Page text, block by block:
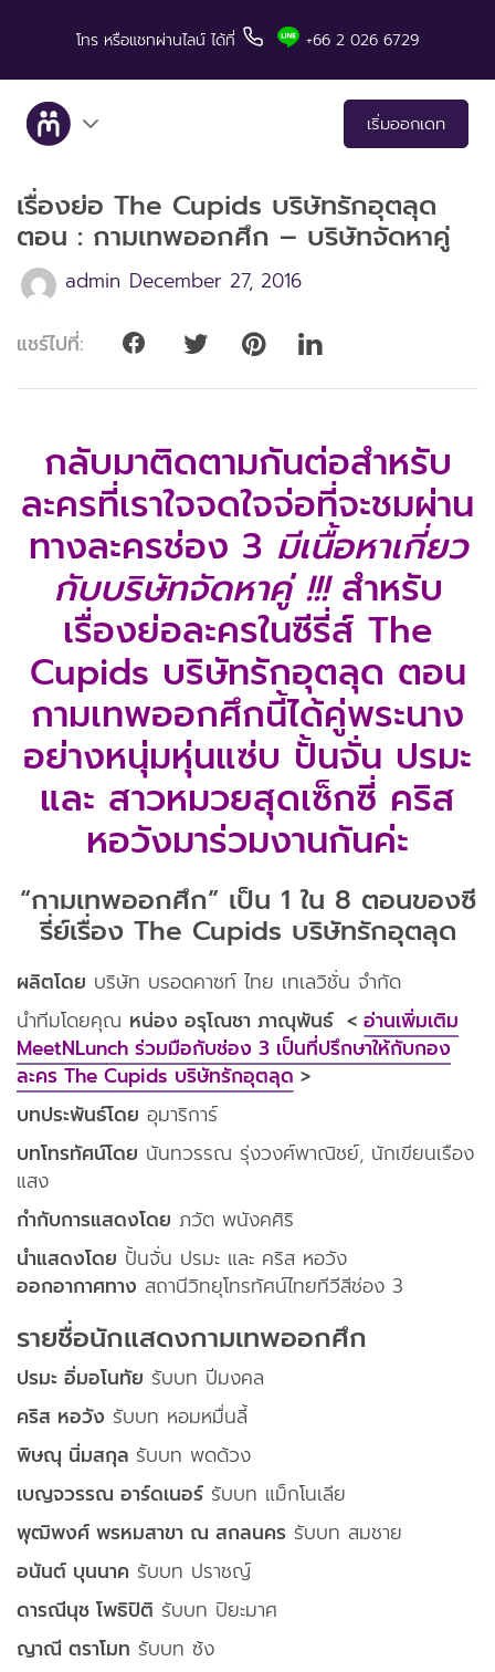
โทร หรือแชทผ่านไลน์ ได้ที่ +66 2 026 6729
เริ่มออกเดท
เกี่ยวกับเรา
บริการ
มีทแอนด์ลันช์ในสื่อต่างๆ
เคล็ดลับสำหรับการเดท
แอพมือถือ
ติดต่อเรา
เรื่องย่อ The Cupids บริษัทรักอุตลุด
ตอน : กามเทพออกศึก – บริษัทจัดหาคู่
admin December 27, 2016
แชร์ไปที่:
กลับมาติดตามกันต่อสำหรับ
ละครที่เราใจจดใจจ่อที่จะชมผ่าน
ทางละครช่อง 3 มีเนื้อหาเกี่ยว
กับบริษัทจัดหาคู่ !!!สำหรับ
เรื่องย่อละครในซีรี่ส์ The
Cupids บริษัทรักอุตลุด ตอน
กามเทพออกศึกนี้ได้คู่พระนาง
อย่างหนุ่มหุ่นแซ่บ ปั้นจั่น ปรมะ
และ สาวหมวยสุดเซ็กซี่ คริส
หอวังมาร่วมงานกันค่ะ
“กามเทพออกศึก” เป็น 1 ใน 8 ตอนของซี
รี่ย์เรื่อง The Cupids บริษัทรักอุตลุด
ผลิตโดย บริษัท บรอดคาซท์ ไทย เทเลวิชั่น จำกัด
นำทีมโดยคุณ หน่อง อรุโณชา ภาณุพันธ์ < อ่านเพิ่มเติม
MeetNLunch ร่วมมือกับช่อง 3 เป็นที่ปรึกษาให้กับกอง
ละคร The Cupids บริษัทรักอุตลุด >
บทประพันธ์โดย อุมาริการ์
บทโทรทัศน์โดย นันทวรรณ รุ่งวงศ์พาณิชย์, นักเขียนเรือง
แสง
กำกับการแสดงโดย ภวัต พนังคศิริ
นำแสดงโดย ปั้นจั่น ปรมะ และ คริส หอวัง
ออกอากาศทาง สถานีวิทยุโทรทัศน์ไทยทีวีสีช่อง 3
รายชื่อนักแสดงกามเทพออกศึก
ปรมะ อิ่มอโนทัย รับบท ปีมงคล
คริส หอวัง รับบท หอมหมื่นลี้
พิษณุ นิ่มสกุล รับบท พดด้วง
เบญจวรรณ อาร์ดเนอร์ รับบท แม็กโนเลีย
พุฒิพงศ์ พรหมสาขา ณ สกลนคร รับบท สมชาย
อนันต์ บุนนาค รับบท ปราชญ์
ดารณีนุช โพธิปิติ รับบท ปิยะมาศ
ญาณี ตราโมท รับบท ซ้ง